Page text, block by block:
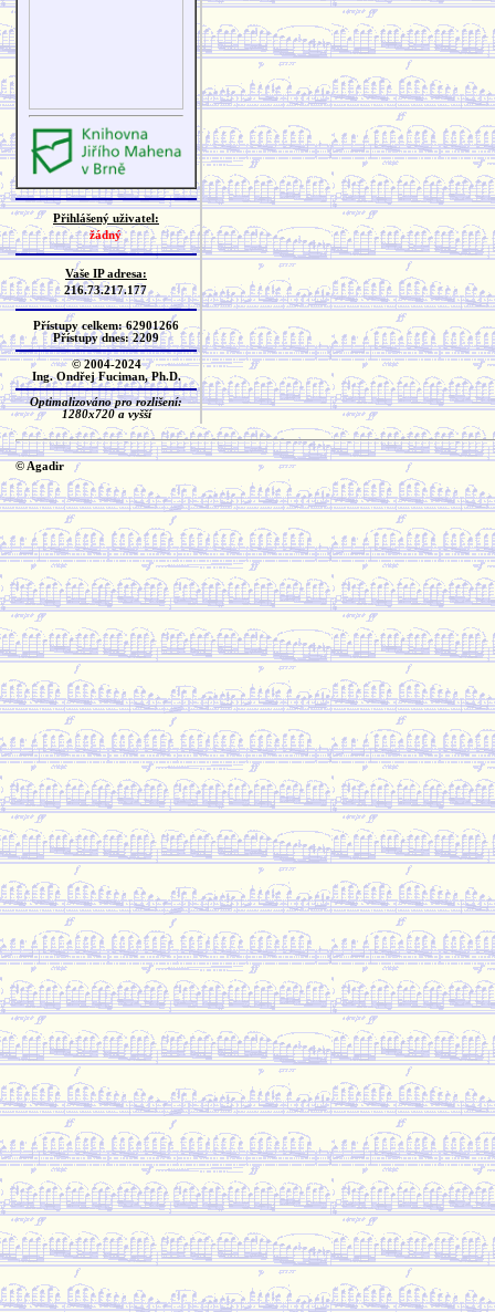
Přihlášený uživatel:
žádný
Vaše IP adresa:
216.73.217.177
Přístupy celkem: 62901266
Přístupy dnes: 2209
© 2004-2024
Ing. Ondřej Fuciman, Ph.D.
Optimalizováno pro rozlišení:
1280x720 a vyšší
© Agadir